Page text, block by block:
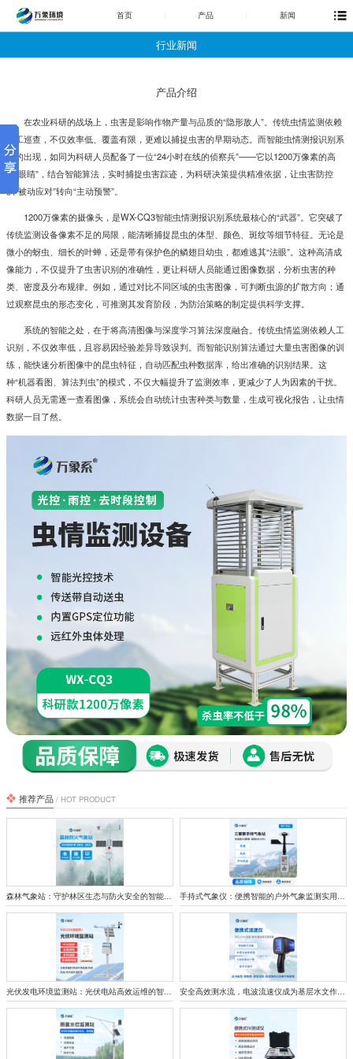
首页 产品 新闻
行业新闻
产品介绍
在农业科研的战场上，虫害是影响作物产量与品质的“隐形敌人”。传统虫情监测依赖
人工巡查，不仅效率低、覆盖有限，更难以捕捉虫害的早期动态。而智能虫情测报识别系
统 的出现，如同为科研人员配备了一位“24小时在线的侦察兵”——它以1200万像素的高
清“眼睛”，结合智能算法，实时捕捉虫害踪迹，为科研决策提供精准依据，让虫害防控
从“被动应对”转向“主动预警”。
1200万像素的摄像头，是WX-CQ3智能虫情测报识别系统最核心的“武器”。它突破了
传统监测设备像素不足的局限，能清晰捕捉昆虫的体型、颜色、斑纹等细节特征。无论是
微小的蚜虫、细长的叶蝉，还是带有保护色的鳞翅目幼虫，都难逃其“法眼”。这种高清成
像能力，不仅提升了虫害识别的准确性，更让科研人员能通过图像数据，分析虫害的种
类、密度及分布规律。例如，通过对比不同区域的虫害图像，可判断虫源的扩散方向；通
过观察昆虫的形态变化，可推测其发育阶段，为防治策略的制定提供科学支撑。
系统的智能之处，在于将高清图像与深度学习算法深度融合。传统虫情监测依赖人工
识别，不仅效率低，且容易因经验差异导致误判。而智能识别算法通过大量虫害图像的训
练，能快速分析图像中的昆虫特征，自动匹配虫种数据库，给出准确的识别结果。这
种“机器看图、算法判虫”的模式，不仅大幅提升了监测效率，更减少了人为因素的干扰。
科研人员无需逐一查看图像，系统会自动统计虫害种类与数量，生成可视化报告，让虫情
数据一目了然。
推荐产品 / HOT PRODUCT
森林气象站：守护林区生态与防火安全的智能监测屏障 手持式气象仪：便携智能的户外气象监测实用设备
光伏发电环境监测站：光伏电站高效运维的智能哨兵 安全高效测水流，电波流速仪成为基层水文作业好帮手